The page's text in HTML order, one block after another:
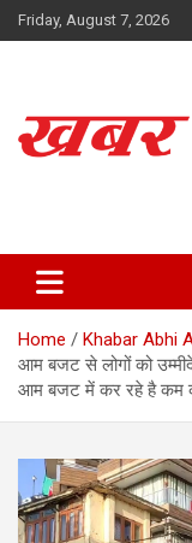
Skip
to
Friday, August 7, 2026
Home
Khabar Abhi
आम बजट से लोगों को
आम बजट में कर रहे है कम